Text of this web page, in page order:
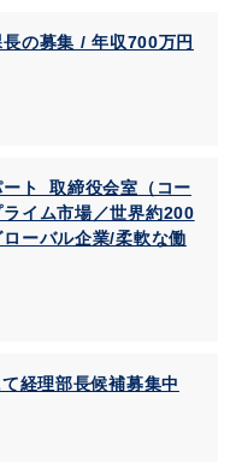
長の募集 / 年収700万円
ート_取締役会室（コー
イム市場／世界約200
ーバル企業/柔軟な働
経理部長候補募集中